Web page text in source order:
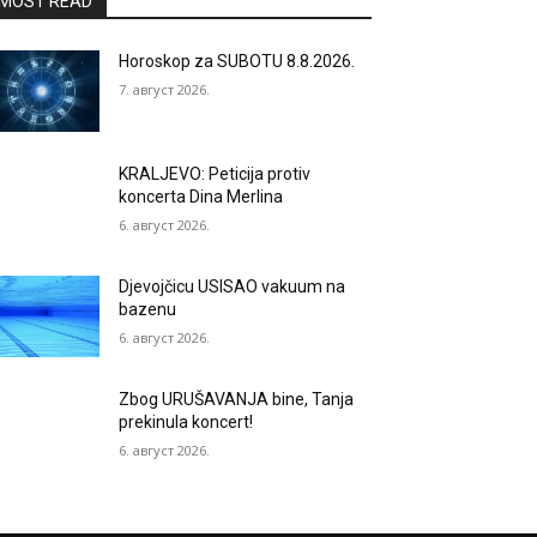
Horoskop za SUBOTU 8.8.2026.
7. август 2026.
KRALJEVO: Peticija protiv
koncerta Dina Merlina
6. август 2026.
Djevojčicu USISAO vakuum na
bazenu
6. август 2026.
Zbog URUŠAVANJA bine, Tanja
prekinula koncert!
6. август 2026.